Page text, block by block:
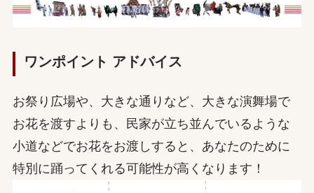
ワンポイント アドバイス
お祭り広場や、大きな通りなど、大きな演舞場で
お花を渡すよりも、民家が立ち並んでいるような
小道などでお花をお渡しすると、あなたのために
特別に踊ってくれる可能性が高くなります！